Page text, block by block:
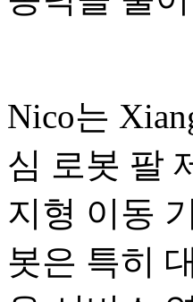
Nico는
심 로봇 팔
지형 이동
봇은 특히